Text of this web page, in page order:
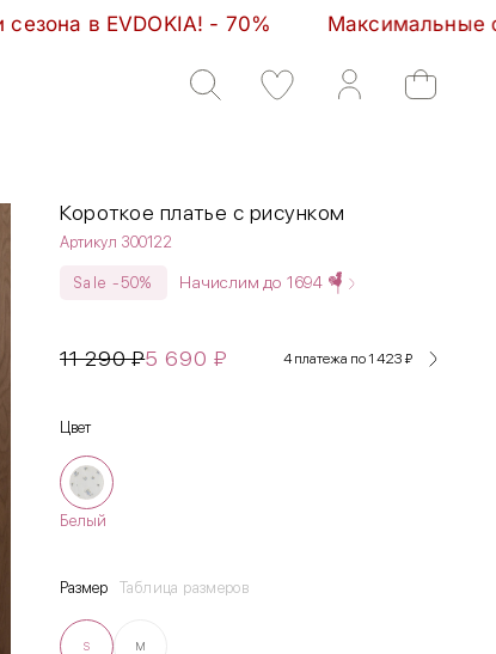
Максимальные скидки сезона в EVDOKIA!
Короткое платье с рисунком
Артикул 300122
Sale -50% Начислим до 1694
11 290₽5 690 ₽ 4 платежа по 1 423 ₽
Цвет
Белый
Размер Таблица размеров
S M